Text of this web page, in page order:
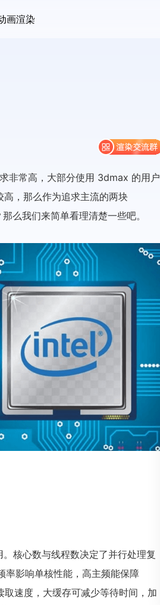
画渲染
非常高，大部分使用 3dmax 的用户
，那么作为追求主流的两块
么我们来简单看理清楚一些吧。
核心数与线程数决定了并行处理复
率影响单核性能，高主频能保障
速度，大缓存可减少等待时间，加